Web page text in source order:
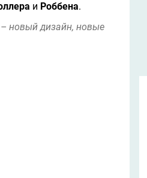
и Роббена.
новый дизайн, новые